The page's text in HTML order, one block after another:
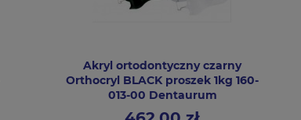
Akryl ortodontyczny czarny
Orthocryl BLACK proszek 1kg 160-
013-00 Dentaurum
Cena